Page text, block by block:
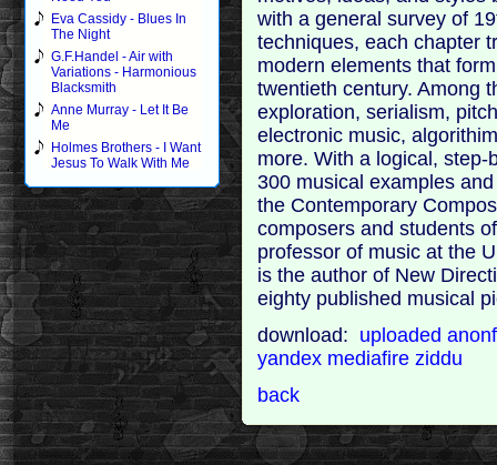
Eva Cassidy - Blues In
The Night
G.F.Handel - Air with
Variations - Harmonious
Blacksmith
Anne Murray - Let It Be
Me
Holmes Brothers - I Want
Jesus To Walk With Me
with a general survey of
techniques, each chapter
modern elements that
twentieth century. Among
exploration, serialism,
electronic music,
more. With a logical,
300 musical examples
the Contemporary
composers and students
professor of music at the
is the author of New
eighty published musical
download: uploaded
yandex mediafireziddu
back